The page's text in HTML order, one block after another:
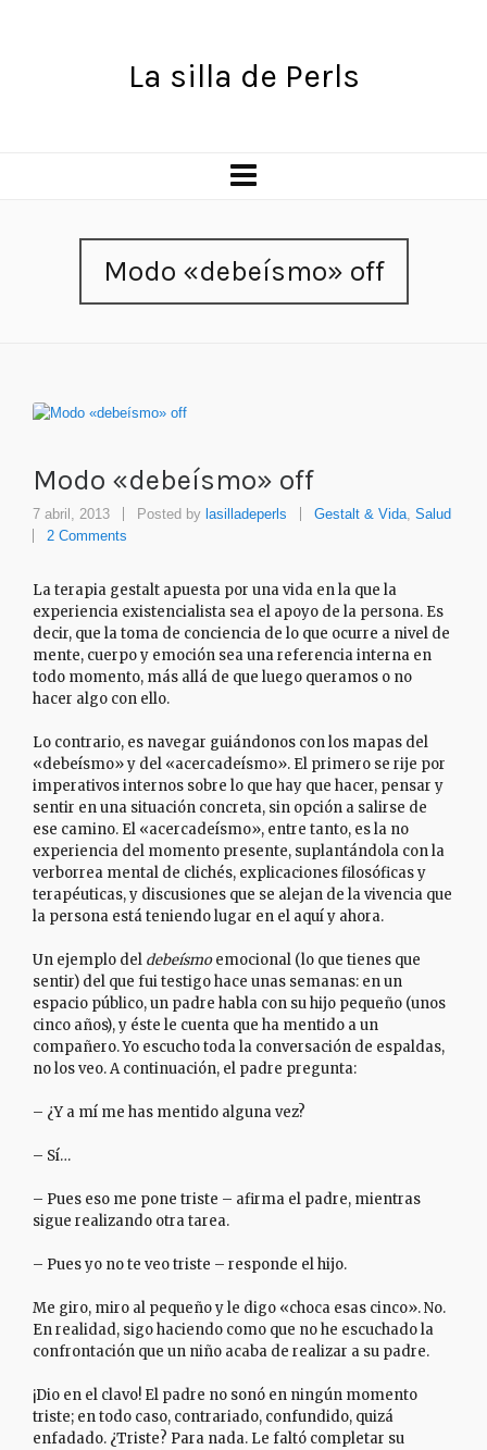
La silla de Perls
Modo «debeísmo» off
Modo «debeísmo» off
7 abril, 2013 Posted by lasilladeperls Gestalt & Vida, Salud
2 Comments
La terapia gestalt apuesta por una vida en la que la
experiencia existencialista sea el apoyo de la persona. Es
decir, que la toma de conciencia de lo que ocurre a nivel de
mente, cuerpo y emoción sea una referencia interna en
todo momento, más allá de que luego queramos o no
hacer algo con ello.
Lo contrario, es navegar guiándonos con los mapas del
«debeísmo» y del «acercadeísmo». El primero se rije por
imperativos internos sobre lo que hay que hacer, pensar y
sentir en una situación concreta, sin opción a salirse de
ese camino. El «acercadeísmo», entre tanto, es la no
experiencia del momento presente, suplantándola con la
verborrea mental de clichés, explicaciones filosóficas y
terapéuticas, y discusiones que se alejan de la vivencia que
la persona está teniendo lugar en el aquí y ahora.
Un ejemplo del debeísmoemocional (lo que tienes que
sentir) del que fui testigo hace unas semanas: en un
espacio público, un padre habla con su hijo pequeño (unos
cinco años), y éste le cuenta que ha mentido a un
compañero. Yo escucho toda la conversación de espaldas,
no los veo. A continuación, el padre pregunta:
– ¿Y a mí me has mentido alguna vez?
– Sí…
– Pues eso me pone triste – afirma el padre, mientras
sigue realizando otra tarea.
– Pues yo no te veo triste – responde el hijo.
Me giro, miro al pequeño y le digo «choca esas cinco». No.
En realidad, sigo haciendo como que no he escuchado la
confrontación que un niño acaba de realizar a su padre.
¡Dio en el clavo! El padre no sonó en ningún momento
triste; en todo caso, contrariado, confundido, quizá
enfadado. ¿Triste? Para nada. Le faltó completar su